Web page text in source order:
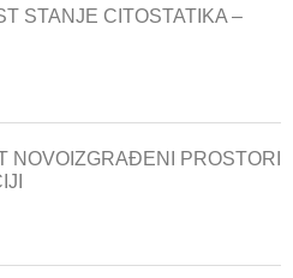
STANJE CITOSTATIKA –
NOVOIZGRAĐENI PROSTORI